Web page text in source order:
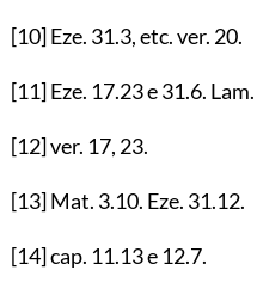
[10]Eze. 31.3, etc. ver. 20.
[11]Eze. 17.23e31.6. Lam.
[12]ver. 17, 23.
[13]Mat. 3.10. Eze. 31.12.
[14]cap. 11.13e 12.7.